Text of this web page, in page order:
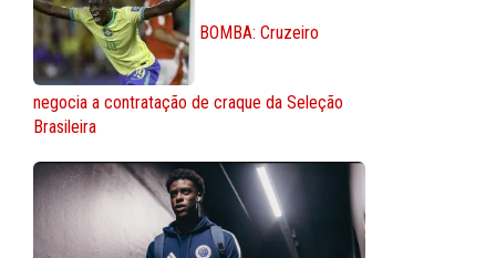
BOMBA: Cruzeiro
negocia a contratação de craque da Seleção
Brasileira